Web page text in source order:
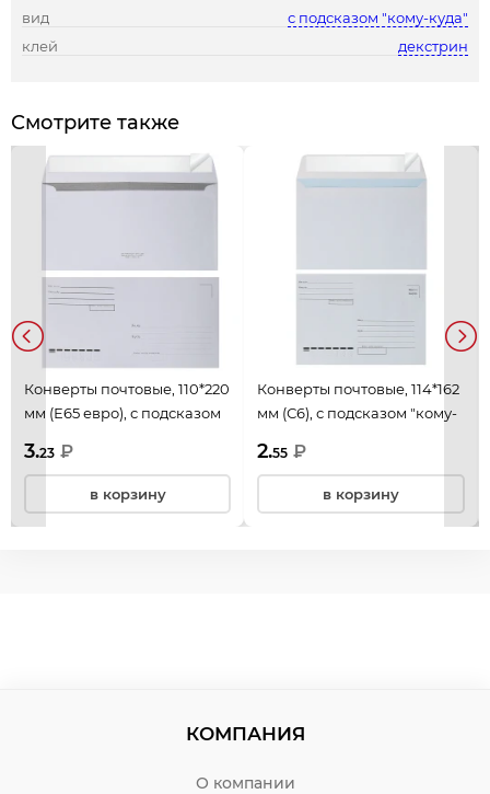
вид
с подсказом "кому-куда"
клей
декстрин
Смотрите также
Конверты почтовые, 110*220
мм (Е65 евро), с подсказом
силиконовая лента,
фабрика ОАО, DLНПСР_м
3.23 ₽
в корзину
Конверты почтовые, 114*162
мм (С6), с подсказом "кому-
лента, Ряжская печатная
2.55 ₽
в корзину
КОМПАНИЯ
О компании